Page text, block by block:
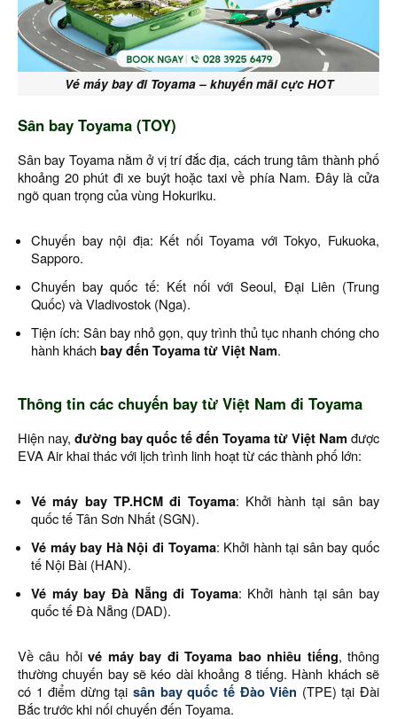
Vé máy bay đi Toyama – khuyến mãi cực HOT
Sân bay Toyama (TOY)
Sân bay Toyama nằm ở vị trí đắc địa, cách trung tâm thành phố
khoảng 20 phút đi xe buýt hoặc taxi về phía Nam. Đây là cửa
ngõ quan trọng của vùng Hokuriku.
Chuyến bay nội địa: Kết nối Toyama với Tokyo, Fukuoka,
Sapporo.
Chuyến bay quốc tế: Kết nối với Seoul, Đại Liên (Trung
Quốc) và Vladivostok (Nga).
Tiện ích: Sân bay nhỏ gọn, quy trình thủ tục nhanh chóng cho
hành kháchbay đến Toyama từ Việt Nam.
Thông tin các chuyến bay từ Việt Nam đi Toyama
Hiện nay, đường bay quốc tế đến Toyama từ Việt Nam được
EVA Air khai thác với lịch trình linh hoạt từ các thành phố lớn:
Vé máy bay TP.HCM đi Toyama: Khởi hành tại sân bay
quốc tế Tân Sơn Nhất (SGN).
Vé máy bay Hà Nội đi Toyama: Khởi hành tại sân bay quốc
tế Nội Bài (HAN).
Vé máy bay Đà Nẵng đi Toyama: Khởi hành tại sân bay
quốc tế Đà Nẵng (DAD).
Về câu hỏivé máy bay đi Toyama bao nhiêu tiếng, thông
thường chuyến bay sẽ kéo dài khoảng 8 tiếng. Hành khách sẽ
có 1 điểm dừng tạisân bay quốc tế Đào Viên (TPE) tại Đài
Bắc trước khi nối chuyến đến Toyama.